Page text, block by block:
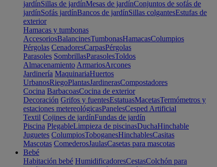
jardínSillas de jardínMesas de jardínConjuntos de sofás de
jardínSofás jardínBancos de jardínSillas colgantesEstufas de
exterior
Hamacas y tumbonas
AccesoriosBalancinesTumbonasHamacasColumpios
Pérgolas CenadoresCarpasPérgolas
Parasoles SombrillasParasolesToldos
Almacenamiento ArmariosArcones
Jardinería MaquinariaHuertos
UrbanosRiegoPlantasJardinerasCompostadores
Cocina BarbacoasCocina de exterior
Decoración Grifos y fuentesEstatuasMacetasTermómetros y
estaciones metereológicasPanelesCesped Artificial
Textil Cojines de jardínFundas de jardín
Piscina PlegableLimpieza de piscinasDuchaHinchable
Juguetes ColumpiosToboganesHinchablesCasitas
Mascotas ComederosJaulasCasetas para mascotas
Bebé
Habitación bebé HumidificadoresCestasColchón para